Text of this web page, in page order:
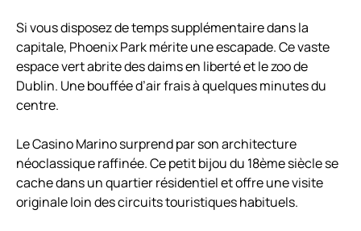
Si vous disposez de temps supplémentaire dans la
capitale, Phoenix Park mérite une escapade. Ce vaste
espace vert abrite des daims en liberté et le zoo de
Dublin. Une bouffée d’air frais à quelques minutes du
centre.
Le Casino Marino surprend par son architecture
néoclassique raffinée. Ce petit bijou du 18ème siècle se
cache dans un quartier résidentiel et offre une visite
originale loin des circuits touristiques habituels.